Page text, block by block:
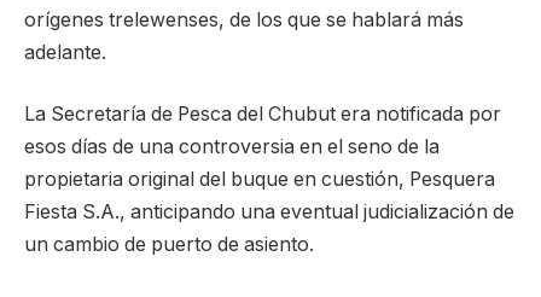
orígenes trelewenses, de los que se hablará más
adelante.
La Secretaría de Pesca del Chubut era notificada por
esos días de una controversia en el seno de la
propietaria original del buque en cuestión, Pesquera
Fiesta S.A., anticipando una eventual judicialización de
un cambio de puerto de asiento.